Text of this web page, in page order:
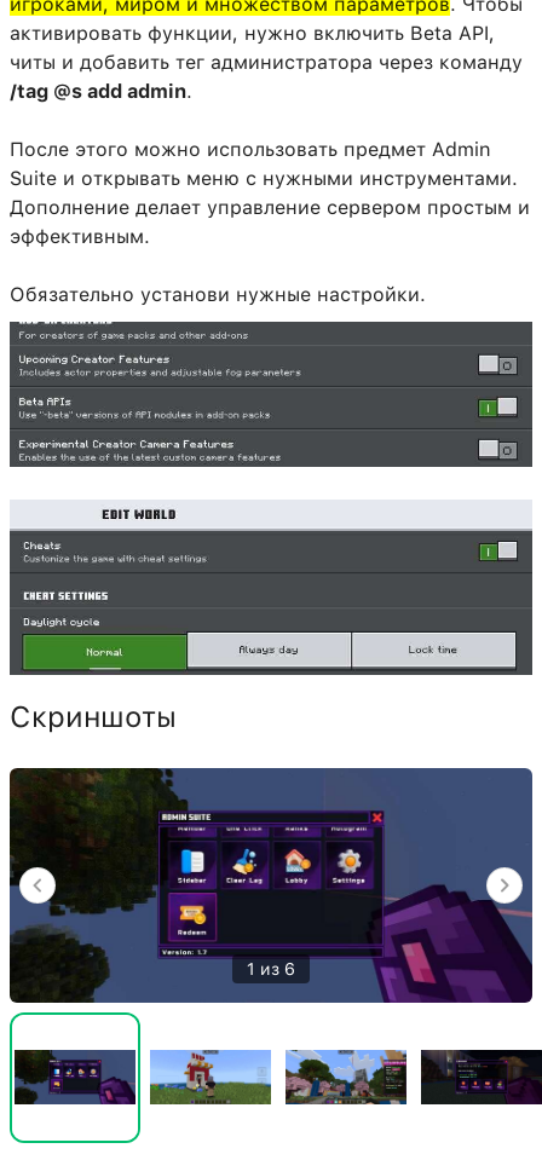
активировать функции, нужно включить Beta API,
читы и добавить тег администратора через команду
/tag @s add admin.
После этого можно использовать предмет Admin
Suite и открывать меню с нужными инструментами.
Дополнение делает управление сервером простым и
эффективным.
Обязательно установи нужные настройки.
Скриншоты
1 из 6